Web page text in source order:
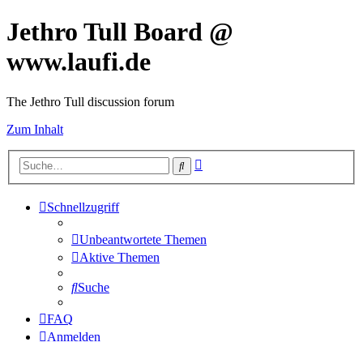
Jethro Tull Board @
www.laufi.de
The Jethro Tull discussion forum
Zum Inhalt
Suche
Schnellzugriff
Unbeantwortete Themen
Aktive Themen
Suche
FAQ
Anmelden